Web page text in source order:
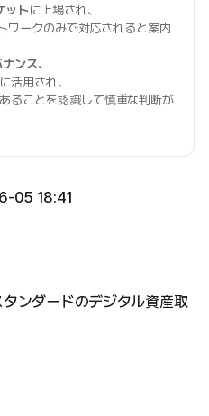
ットに上場され、
ワークのみで対応されると案内
ンス、
活用され、
ることを認識して慎重な判断が
05 18:41
ンダードのデジタル資産取